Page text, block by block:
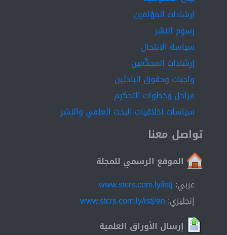
processing, due to the discretionary budget for planning
and controlling direct and indirect costs.إرشادات المؤلفين
رسوم النشر
سياسة الانتحال
إرشادات المحكّمين
واجبات وحقوق الباحثين
مراحل وخطوات التحكيم
سياسات أخلاقيات البحث العلمي والنشر
تواصل معنا
الموقع الرسمي للمجلة
عربي: www.stcrs.com.ly/istj
إنجليزي: www.stcrs.com.ly/istj/en
إرسال الأوراق العلمية